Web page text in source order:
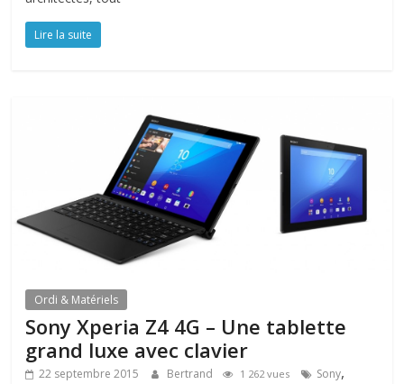
Lire la suite
Ordi & Matériels
Sony Xperia Z4 4G – Une tablette
grand luxe avec clavier
22 septembre 2015 Bertrand 1 262 vues Sony,